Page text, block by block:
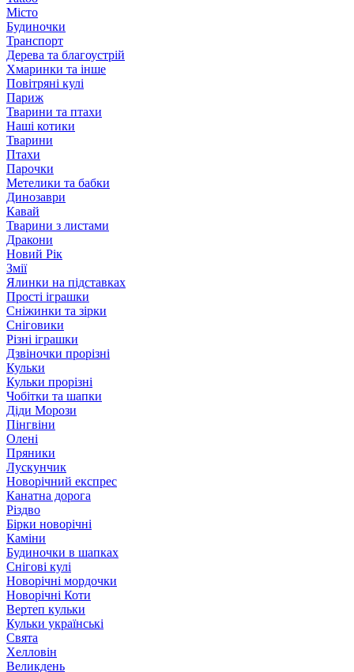
Місто
Будиночки
Транспорт
Дерева та благоустрій
Хмаринки та інше
Повітряні кулі
Париж
Тварини та птахи
Наші котики
Тварини
Птахи
Парочки
Метелики та бабки
Динозаври
Кавай
Тварини з листами
Дракони
Новий Рік
Змії
Ялинки на підставках
Прості іграшки
Сніжинки та зірки
Сніговики
Різні іграшки
Дзвіночки прорізні
Кульки
Кульки прорізні
Чобітки та шапки
Діди Морози
Пінгвіни
Олені
Пряники
Лускунчик
Новорічний експрес
Канатна дорога
Різдво
Бірки новорічні
Каміни
Будиночки в шапках
Снігові кулі
Новорічні мордочки
Новорічні Коти
Вертеп кульки
Кульки українські
Свята
Хелловін
Великдень